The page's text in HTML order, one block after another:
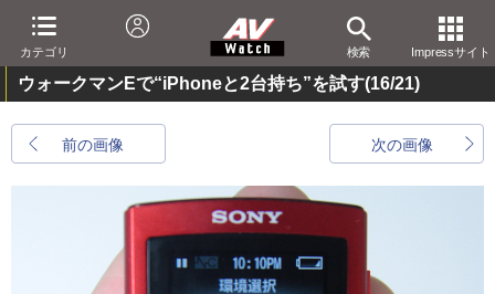
カテゴリ 検索 Impressサイト
ウォークマンEで“iPhoneと2台持ち”を試す(16/21)
前の画像 次の画像